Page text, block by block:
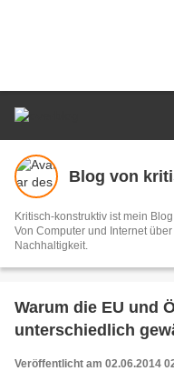
Blog von
Kritisch-konstruktiv ist mein
Von Computer und Internet
Nachhaltigkeit.
Warum die EU und
unterschiedlich
Veröffentlicht am 02.06.2014